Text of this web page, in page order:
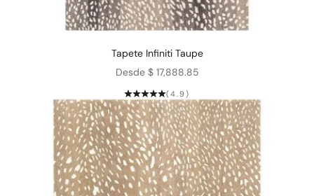
Tapete Infiniti Taupe
Precio de oferta
Desde $ 17,888.85
(4.9)